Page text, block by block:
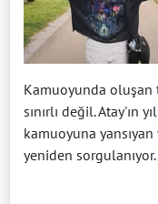
Kamuoyunda oluşan
sınırlı değil. Atay'ın
kamuoyuna
yeniden sorgulanıyor.